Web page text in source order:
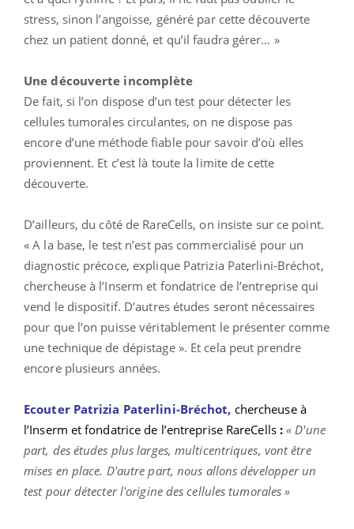
stress, sinon l’angoisse, généré par cette découverte
chez un patient donné, et qu’il faudra gérer… »
Une découverte incomplète
De fait, si l’on dispose d’un test pour détecter les
cellules tumorales circulantes, on ne dispose pas
encore d’une méthode fiable pour savoir d’où elles
proviennent. Et c’est là toute la limite de cette
découverte.
D’ailleurs, du côté de RareCells, on insiste sur ce point.
« A la base, le test n’est pas commercialisé pour un
diagnostic précoce, explique Patrizia Paterlini-Bréchot,
chercheuse à l’Inserm et fondatrice de l’entreprise qui
vend le dispositif. D’autres études seront nécessaires
pour que l’on puisse véritablement le présenter comme
une technique de dépistage ». Et cela peut prendre
encore plusieurs années.
Ecouter Patrizia Paterlini-Bréchot, chercheuse à
l’Inserm et fondatrice de l’entreprise RareCells: « D'une
part, des études plus larges, multicentriques, vont être
mises en place. D'autre part, nous allons développer un
test pour détecter l'origine des cellules tumorales »